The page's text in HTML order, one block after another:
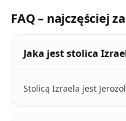
FAQ – najczęściej
Jaka jest stolica
Stolicą Izraela jest